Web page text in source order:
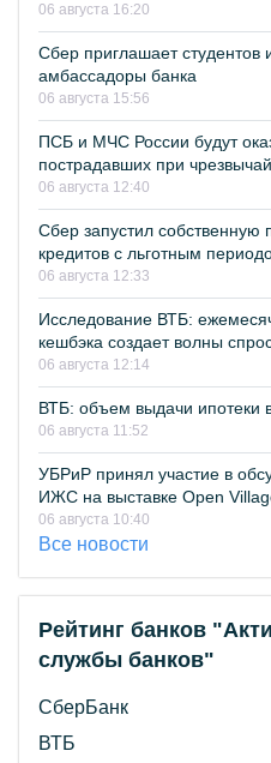
06 августа 16:20
Сбер приглашает студентов
амбассадоры банка
06 августа 15:56
ПСБ и МЧС России будут
пострадавших при
06 августа 12:40
Сбер запустил собственную
кредитов с льготным
06 августа 12:33
Исследование ВТБ:
кешбэка создает волны
06 августа 12:14
ВТБ: объем выдачи ипотеки
06 августа 11:52
УБРиР принял участие в
ИЖС на выставке Open
06 августа 10:40
Все новости
Рейтинг банков
службы банков"
СберБанк
ВТБ